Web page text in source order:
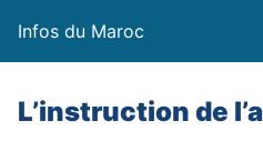
Infos du Maroc
L’instruction de